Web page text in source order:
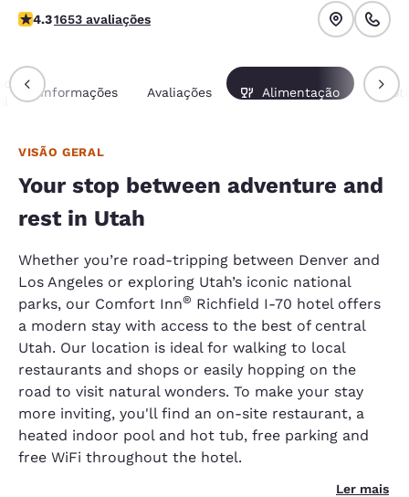
classificação 4.35 estrelas. Excelente.
4.31653 avaliações
Informações Avaliações Alimentação
VISÃO GERAL
Your stop between adventure and
rest in Utah
Whether you’re road-tripping between Denver and
Los Angeles or exploring Utah’s iconic national
parks, our Comfort Inn® Richfield I-70 hotel offers
a modern stay with access to the best of central
Utah. Our location is ideal for walking to local
restaurants and shops or easily hopping on the
road to visit natural wonders. To make your stay
more inviting, you'll find an on-site restaurant, a
heated indoor pool and hot tub, free parking and
free WiFi throughout the hotel.
Ler mais